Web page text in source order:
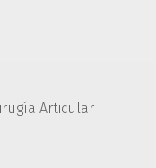
Articular